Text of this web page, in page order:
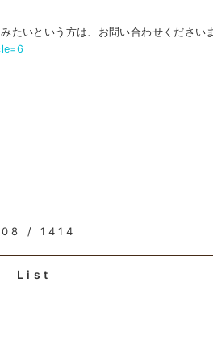
たいという方は、お問い合わせください
/ 1414
List